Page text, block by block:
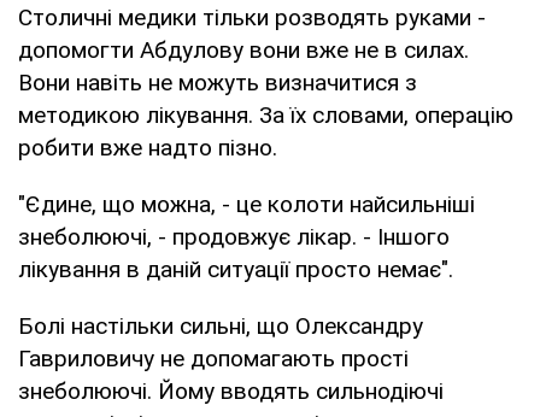
Столичні медики тільки розводять руками -
допомогти Абдулову вони вже не в силах.
Вони навіть не можуть визначитися з
методикою лікування. За їх словами, операцію
робити вже надто пізно.
"Єдине, що можна, - це колоти найсильніші
знеболюючі, - продовжує лікар. - Іншого
лікування в даній ситуації просто немає".
Болі настільки сильні, що Олександру
Гавриловичу не допомагають прості
знеболюючі. Йому вводять сильнодіючі